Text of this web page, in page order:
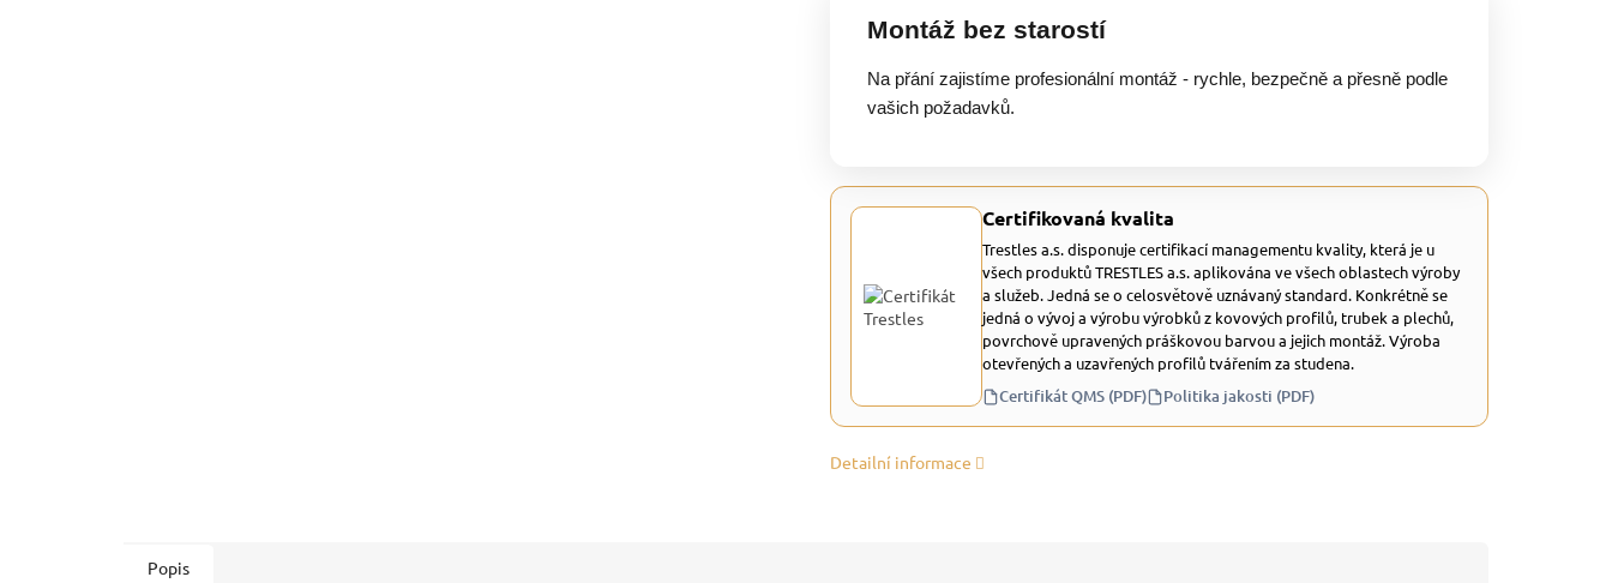
Montáž bez starostí
Na přání zajistíme profesionální montáž - rychle, bezpečně a přesně podle
vašich požadavků.
Certifikovaná kvalita
Trestles a.s. disponuje certifikací managementu kvality, která je u
všech produktů TRESTLES a.s. aplikována ve všech oblastech výroby
a služeb. Jedná se o celosvětově uznávaný standard. Konkrétně se
jedná o vývoj a výrobu výrobků z kovových profilů, trubek a plechů,
povrchově upravených práškovou barvou a jejich montáž. Výroba
otevřených a uzavřených profilů tvářením za studena.
Certifikát QMS (PDF) Politika jakosti (PDF)
Detailní informace
Popis